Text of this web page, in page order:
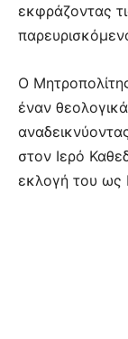
εκφράζοντας
Ο
έναν
στον Ιερό
εκλογή του ως